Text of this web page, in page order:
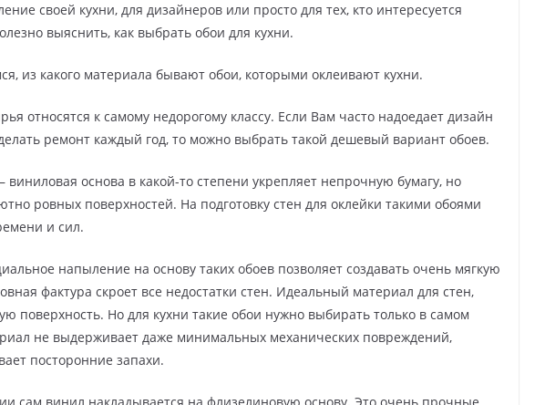
своей кухни, для дизайнеров или просто для тех, кто интересуется
выяснить, как выбрать обои для кухни.
из какого материала бывают обои, которыми оклеивают кухни.
относятся к самому недорогому классу. Если Вам часто надоедает дизайн
ремонт каждый год, то можно выбрать такой дешевый вариант обоев.
основа в какой-то степени укрепляет непрочную бумагу, но
ровных поверхностей. На подготовку стен для оклейки такими обоями
и сил.
напыление на основу таких обоев позволяет создавать очень мягкую
фактура скроет все недостатки стен. Идеальный материал для стен,
поверхность. Но для кухни такие обои нужно выбирать только в самом
не выдерживает даже минимальных механических повреждений,
посторонние запахи.